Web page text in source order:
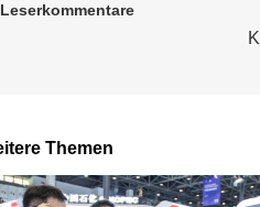
Leserkommentare